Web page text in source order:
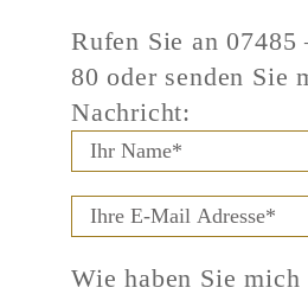
Rufen Sie an 07485
80 oder senden Sie
Nachricht:
Wie haben Sie mich